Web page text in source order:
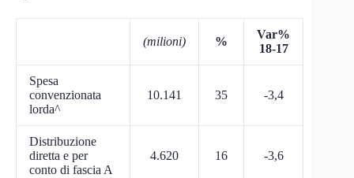
(milioni) %
Var%
18-17
Spesa
convenzionata
lorda^
10.141 35 -3,4
Distribuzione
diretta e per
conto di fascia A
4.620 16 -3,6